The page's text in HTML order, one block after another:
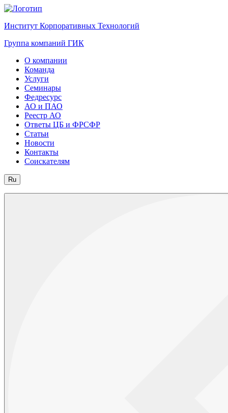
Институт Корпоративных Технологий
Группа компаний ГИК
О компании
Команда
Услуги
Семинары
Федресурс
АО и ПАО
Реестр АО
Ответы ЦБ и ФРСФР
Статьи
Новости
Контакты
Соискателям
Ru